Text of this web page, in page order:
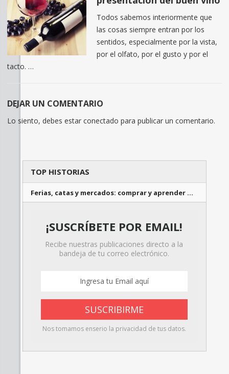
Todos sabemos interiormente que
las cosas siempre entran por los
sentidos, especialmente por la vista,
por el olfato, por el gusto y por el
tacto. …
DEJAR UN COMENTARIO
Lo siento, debes estar conectado para publicar un comentario.
TOP HISTORIAS
Ferias, catas y mercados: comprar y aprender …
¡SUSCRÍBETE POR EMAIL!
Recibe nuestras publicaciones directo a la
bandeja de tu correo electrónico.
Nos tomamos enserio la privacidad de tus datos.